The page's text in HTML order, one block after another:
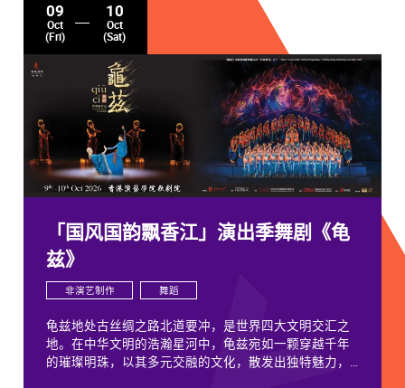
09
Oct
(Fri)
10
Oct
(Sat)
「国风国韵飘香江」演出季舞剧《龟
兹》
非演艺制作 舞蹈
龟兹地处古丝绸之路北道要冲，是世界四大文明交汇之
地。在中华文明的浩瀚星河中，龟兹宛如一颗穿越千年
的璀璨明珠，以其多元交融的文化，散发出独特魅力，